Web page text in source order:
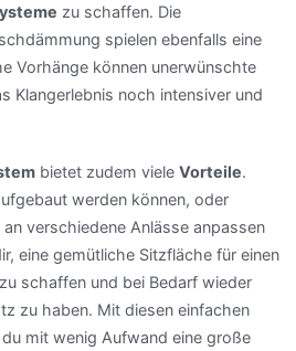
zu schaffen. Die
spielen ebenfalls eine
Vorhänge können unerwünschte
Klangerlebnis noch intensiver und
bietet zudem viele Vorteile.
werden können, oder
verschiedene Anlässe anpassen
eine gemütliche Sitzfläche für einen
schaffen und bei Bedarf wieder
zu haben. Mit diesen einfachen
mit wenig Aufwand eine große